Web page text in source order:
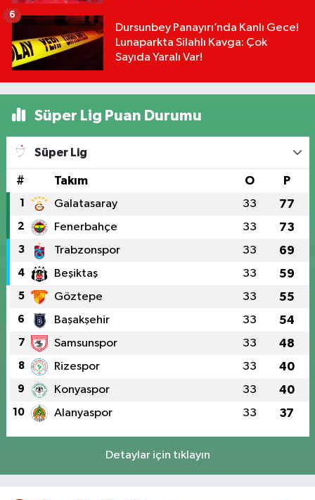
Dursunbey Panayırı’nda Kanlı Gece!
Lunaparkta Silahlı Kavga: Çok
Sayıda Yaralı Var!
6
Süper Lig Puan Durumu
Süper Lig
# Takım O P
1 Galatasaray 33 77
2 Fenerbahçe 33 73
3 Trabzonspor 33 69
4 Beşiktaş 33 59
5 Göztepe 33 55
6 Başakşehir 33 54
7 Samsunspor 33 48
8 Rizespor 33 40
9 Konyaspor 33 40
10 Alanyaspor 33 37
Detaylar için tıklayın